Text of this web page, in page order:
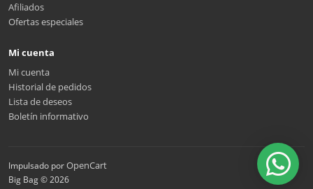
Afiliados
Ofertas especiales
Mi cuenta
Mi cuenta
Historial de pedidos
Lista de deseos
Boletín informativo
Impulsado porOpenCart
Big Bag © 2026